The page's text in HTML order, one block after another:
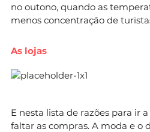
no outono, quando as
menos concentração de
As lojas
E nesta lista de razões para ir
faltar as compras. A moda e o